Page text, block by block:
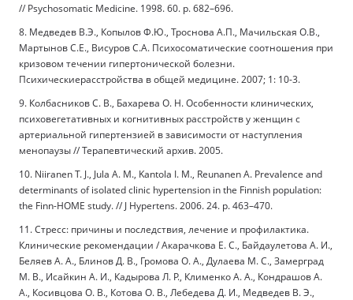
// Psychosomatic Medicine. 1998. 60. p. 682–696.
8. Медведев В.Э., Копылов Ф.Ю., Троснова А.П., Мачильская О.В.,
Мартынов С.Е., Висуров С.А. Психосоматические соотношения при
кризовом течении гипертонической болезни.
Психическиерасстройства в общей медицине. 2007; 1: 10-3.
9. Колбасников С. В., Бахарева О. Н. Особенности клинических,
психовегетативных и когнитивных расстройств у женщин с
артериальной гипертензией в зависимости от наступления
менопаузы // Терапевтический архив. 2005.
10. Niiranen T. J., Jula A. M., Kantola I. M., Reunanen A. Prevalence and
determinants of isolated clinic hypertension in the Finnish population:
the Finn-HOME study. // J Hypertens. 2006. 24. p. 463–470.
11. Стресс: причины и последствия, лечение и профилактика.
Клинические рекомендации / Акарачкова Е. С., Байдаулетова А. И.,
Беляев А. А., Блинов Д. В., Громова О. А., Дулаева М. С., Замерград
М. В., Исайкин А. И., Кадырова Л. Р., Клименко А. А., Кондрашов А.
А., Косивцова О. В., Котова О. В., Лебедева Д. И., Медведев В. Э.,